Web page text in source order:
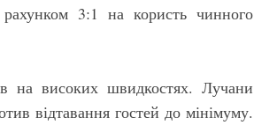
3:1 на користь чинного
на високих швидкостях. Лучани
відтавання гостей до мінімуму.